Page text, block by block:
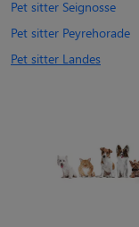
Pet sitter Seignosse
Pet sitter Peyrehorade
Pet sitter Landes